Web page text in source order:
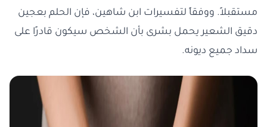
مستقبلاً. ووفقاً لتفسيرات ابن شاهين، فإن الحلم بعجين
دقيق الشعير يحمل بشرى بأن الشخص سيكون قادرًا على
سداد جميع ديونه.